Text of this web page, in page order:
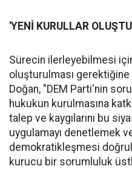
'YENİ KURULLAR
Sürecin ilerleyebilmesi
oluşturulması
Doğan, "DEM Parti'nin
hukukun kurulmasına
talep ve kaygılarını bu
uygulamayı denetlemek
demokratikleşmesi
kurucu bir sorumluluk